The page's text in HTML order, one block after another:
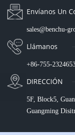
Envíanos Un
sales@benchu-
Llámanos
+86-755-
DIRECCIÓN
5F, Block5,
Guangming